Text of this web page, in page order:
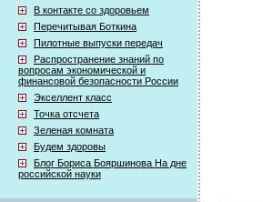
В контакте со здоровьем
Перечитывая Боткина
Пилотные выпуски передач
Распространение знаний по
вопросам экономической и
финансовой безопасности России
Экселлент класс
Точка отсчета
Зеленая комната
Будем здоровы
Блог Бориса Бояршинова На дне
российской науки